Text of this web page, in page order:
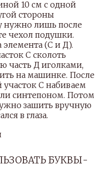
10 см с одной
стороны
нужно лишь после
чехол подушки.
элемента (С и Д).
С сколоть
часть Д иголками,
на машинке. После
участок С набиваем
синтепоном. Потом
зашить вручную
в глаза.
БУКВЫ-